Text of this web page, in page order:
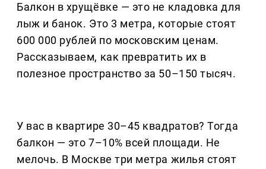
Балкон в хрущёвке — это не кладовка для
лыж и банок. Это 3 метра, которые стоят
600 000 рублей по московским ценам.
Рассказываем, как превратить их в
полезное пространство за 50–150 тысяч.
У вас в квартире 30–45 квадратов? Тогда
балкон — это 7–10% всей площади. Не
мелочь. В Москве три метра жилья стоят